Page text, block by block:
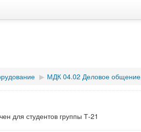
▶︎ МДК 04.02 Деловое общение
для студентов группы Т-21